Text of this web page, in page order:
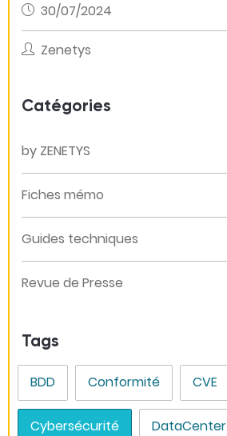
30/07/2024
Zenetys
Catégories
by ZENETYS
Fiches mémo
Guides techniques
Revue de Presse
Tags
BDD Conformité CVE
Cybersécurité DataCenter